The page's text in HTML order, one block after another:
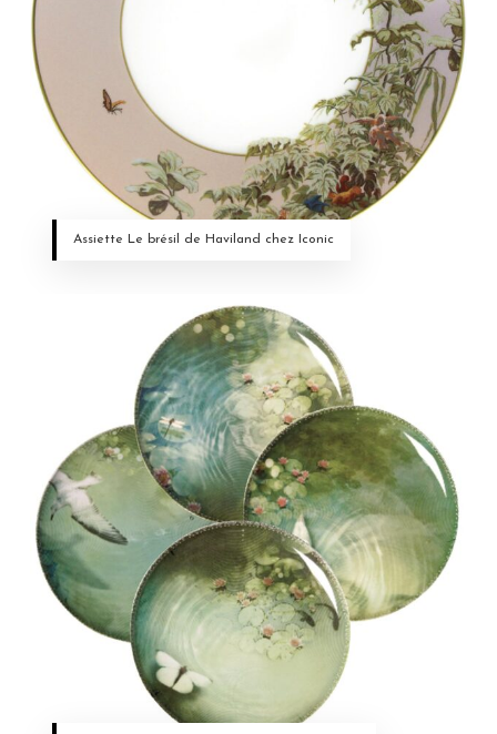
Assiette Le brésil de Haviland chez Iconic